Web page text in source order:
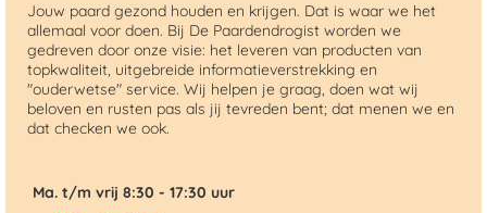
Jouw paard gezond houden en krijgen. Dat is waar we het
allemaal voor doen. Bij De Paardendrogist worden we
gedreven door onze visie: het leveren van producten van
topkwaliteit, uitgebreide informatieverstrekking en
"ouderwetse" service. Wij helpen je graag, doen wat wij
beloven en rusten pas als jij tevreden bent; dat menen we en
dat checken we ook.
Ma. t/m vrij 8:30 - 17:30 uur